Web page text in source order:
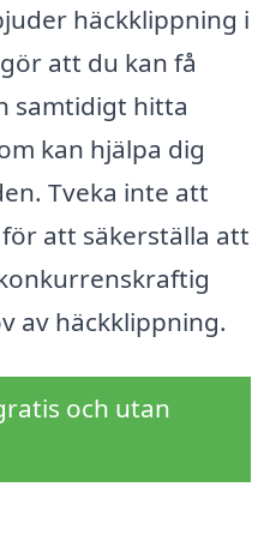
häckklippning i
att du kan få
samtidigt hitta
kan hjälpa dig
Tveka inte att
att säkerställa att
av häckklippning.
och utan